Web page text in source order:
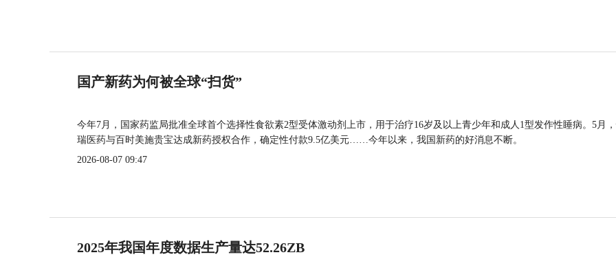
国产新药为何被全球“扫货”
今年7月，国家药监局批准全球首个选择性食欲素2型受体激动剂上市，用于治疗16岁及以上青少年和成人1型发作性睡病。5月
瑞医药与百时美施贵宝达成新药授权合作，确定性付款9.5亿美元……今年以来，我国新药的好消息不断。
2026-08-07 09:47
2025年我国年度数据生产量达52.26ZB